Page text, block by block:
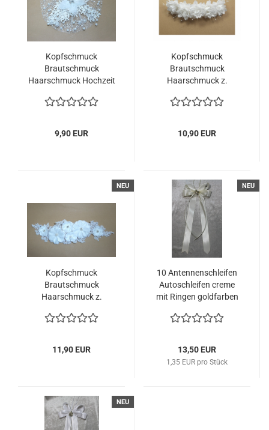
Kopfschmuck
Brautschmuck
Haarschmuck Hochzeit
9,90 EUR
Kopfschmuck
Brautschmuck
Haarschmuck z.
Kommunion Hochzeit
10,90 EUR
NEU
Kopfschmuck
Brautschmuck
Haarschmuck z.
Hochzeit
11,90 EUR
NEU
10 Antennenschleifen
Autoschleifen creme
mit Ringen goldfarben
13,50 EUR
1,35 EUR pro Stück
NEU